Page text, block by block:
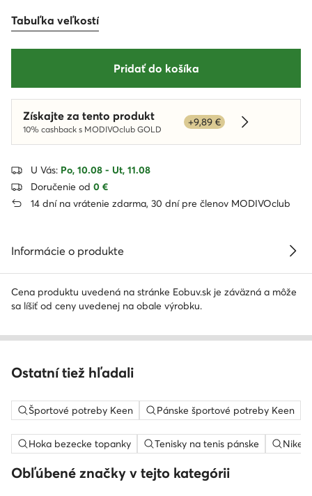
Tabuľka veľkostí
Pridať do košíka
Získajte za tento produkt
10% cashback s MODIVOclub GOLD
+9,89 €
Dowiedz się
U Vás: Po, 10.08 - Ut, 11.08
Doručenie od 0 €
14 dní na vrátenie zdarma, 30 dní pre členov MODIVOclub
Informácie o produkte
Cena produktu uvedená na stránke Eobuv.sk je záväzná a môže
sa líšiť od ceny uvedenej na obale výrobku.
Ostatní tiež hľadali
Športové potreby Keen Pánske športové potreby Keen
Hoka bezecke topanky Tenisky na tenis pánske Nike
Obľúbené značky v tejto kategórii